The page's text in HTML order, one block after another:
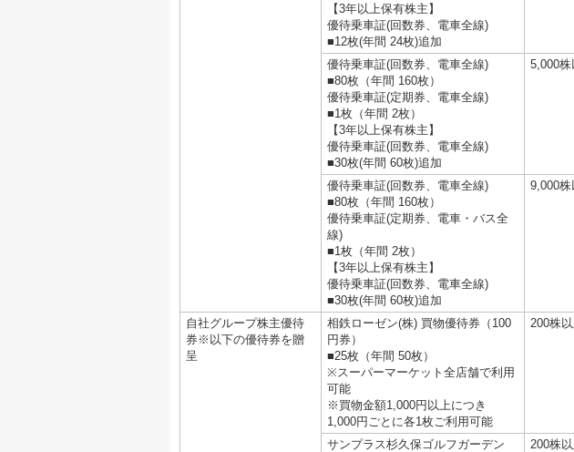
【3年以上保有株主】
優待乗車証(回数券、電車全線)
■12枚(年間 24枚)追加
優待乗車証(回数券、電車全線)
■80枚（年間 160枚）
優待乗車証(定期券、電車全線)
■1枚（年間 2枚）
【3年以上保有株主】
優待乗車証(回数券、電車全線)
■30枚(年間 60枚)追加
5,000株
優待乗車証(回数券、電車全線)
■80枚（年間 160枚）
優待乗車証(定期券、電車・バス全
線)
■1枚（年間 2枚）
【3年以上保有株主】
優待乗車証(回数券、電車全線)
■30枚(年間 60枚)追加
9,000株
自社グループ株主優待
券※以下の優待券を贈
呈
相鉄ローゼン(株) 買物優待券（100
円券）
■25枚（年間 50枚）
※スーパーマーケット全店舗で利用
可能
※買物金額1,000円以上につき
1,000円ごとに各1枚ご利用可能
200株
サンプラス杉久保ゴルフガーデン
200株